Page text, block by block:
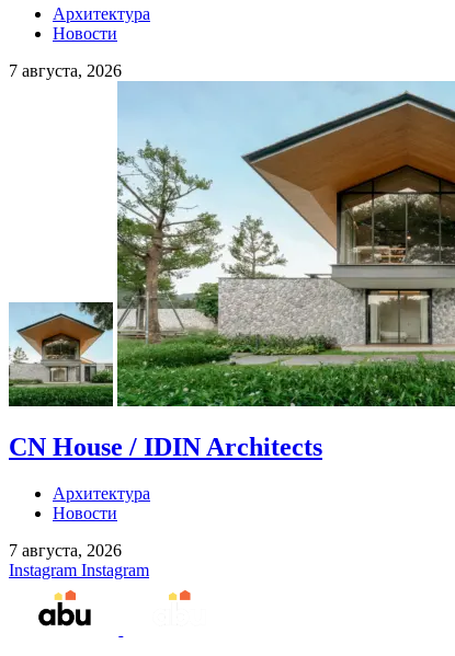
Архитектура
Новости
7 августа, 2026
CN House / IDIN Architects
Архитектура
Новости
7 августа, 2026
Instagram Instagram